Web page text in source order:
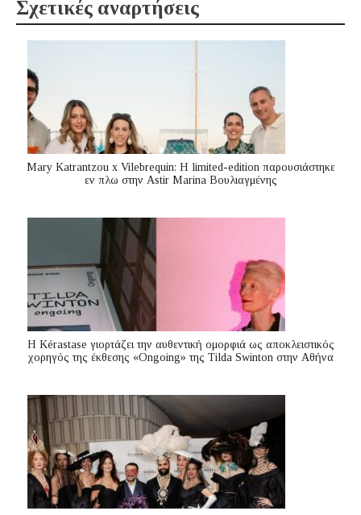
Σχετικές αναρτήσεις
Mary Katrantzou x Vilebrequin: Η limited-edition παρουσιάστηκε
εν πλω στην Astir Marina Βουλιαγμένης
Η Kérastase γιορτάζει την αυθεντική ομορφιά ως αποκλειστικός
χορηγός της έκθεσης «Ongoing» της Tilda Swinton στην Αθήνα